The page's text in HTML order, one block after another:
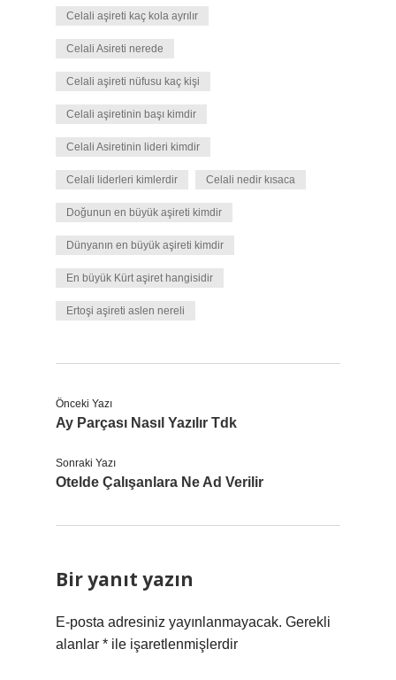
Celali aşireti kaç kola ayrılır
Celali Asireti nerede
Celali aşireti nüfusu kaç kişi
Celali aşiretinin başı kimdir
Celali Asiretinin lideri kimdir
Celali liderleri kimlerdir Celali nedir kısaca
Doğunun en büyük aşireti kimdir
Dünyanın en büyük aşireti kimdir
En büyük Kürt aşiret hangisidir
Ertoşi aşireti aslen nereli
Önceki Yazı
Ay Parçası Nasıl Yazılır Tdk
Sonraki Yazı
Otelde Çalışanlara Ne Ad Verilir
Bir yanıt yazın
E-posta adresiniz yayınlanmayacak. Gerekli
alanlar * ile işaretlenmişlerdir